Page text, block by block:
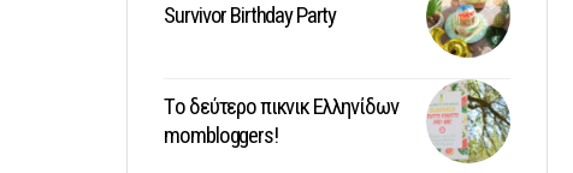
Survivor Birthday Party
Tο δεύτερο πικνικ Ελληνίδων
mombloggers!